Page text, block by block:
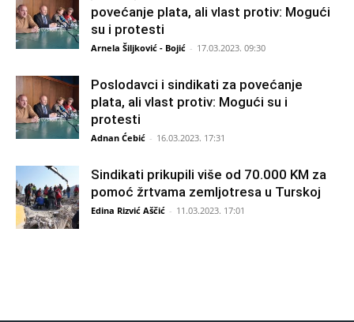
povećanje plata, ali vlast protiv: Mogući
su i protesti
Arnela Šiljković - Bojić - 17.03.2023. 09:30
Poslodavci i sindikati za povećanje
plata, ali vlast protiv: Mogući su i
protesti
Adnan Ćebić - 16.03.2023. 17:31
Sindikati prikupili više od 70.000 KM za
pomoć žrtvama zemljotresa u Turskoj
Edina Rizvić Aščić - 11.03.2023. 17:01